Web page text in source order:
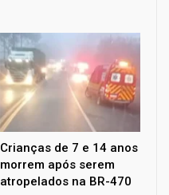
Crianças de 7 e 14 anos
morrem após serem
atropelados na BR-470